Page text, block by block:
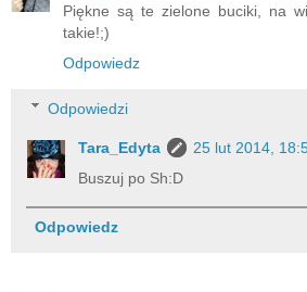
Piękne są te zielone buciki, na
takie!;)
Odpowiedz
Odpowiedzi
Tara_Edyta
25 lut 2014,
Buszuj po Sh:D
Odpowiedz